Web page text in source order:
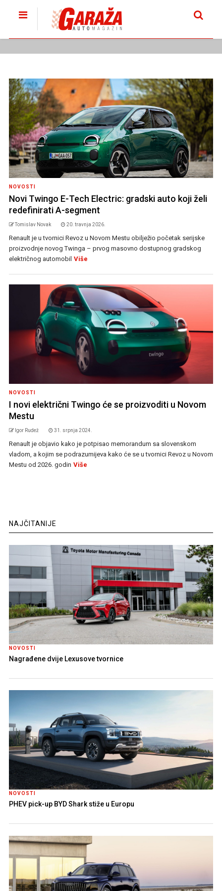
NOVOSTI
Novi Twingo E-Tech Electric: gradski auto koji želi
redefinirati A-segment
Tomislav Novak 20. travnja 2026.
Renault je u tvornici Revoz u Novom Mestu obilježio početak serijske
proizvodnje novog Twinga – prvog masovno dostupnog gradskog
električnog automobil Više
NOVOSTI
I novi električni Twingo će se proizvoditi u Novom
Mestu
Igor Rudež 31. srpnja 2024.
Renault je objavio kako je potpisao memorandum sa slovenskom
vladom, a kojim se podrazumijeva kako će se u tvornici Revoz u Novom
Mestu od 2026. godin Više
NAJČITANIJE
NOVOSTI
Nagrađene dvije Lexusove tvornice
NOVOSTI
PHEV pick-up BYD Shark stiže u Europu